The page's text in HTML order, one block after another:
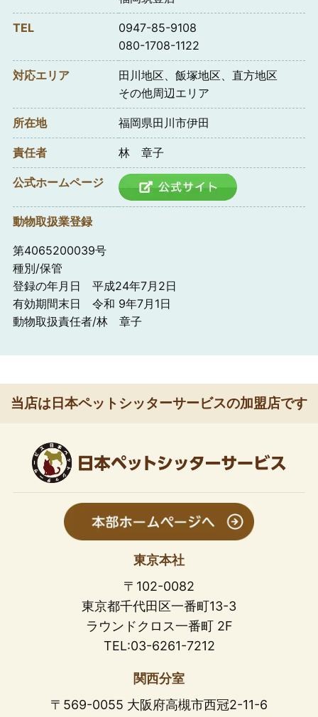
TEL
0947-85-9108
080-1708-1122
対応エリア
田川地区、飯塚地区、直方地区
その他周辺エリア
所在地 福岡県田川市伊田
責任者 林 章子
公式ホームページ
動物取扱業登録
第4065200039号
種別/保管
登録の年月日 平成24年7月2日
有効期間末日 令和 9年7月1日
動物取扱責任者/林 章子
当店は日本ペットシッターサービスの加盟店です
東京本社
〒102-0082
東京都千代田区一番町13-3
ラウンドクロス一番町 2F
TEL:03-6261-7212
関西分室
〒569-0055 大阪府高槻市西冠2-11-6